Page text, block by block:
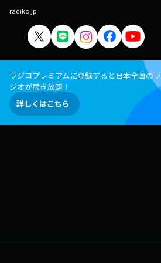
radiko.jp
ラジコプレミアムに登録すると日本全国のラ
ジオが聴き放題！
詳しくはこちら